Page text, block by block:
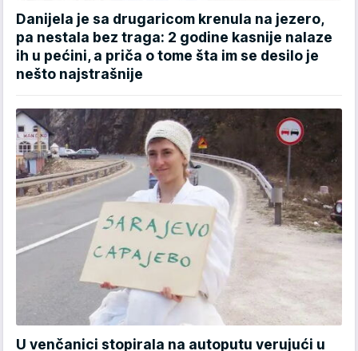
Danijela je sa drugaricom krenula na jezero,
pa nestala bez traga: 2 godine kasnije nalaze
ih u pećini, a priča o tome šta im se desilo je
nešto najstrašnije
U venčanici stopirala na autoputu verujući u